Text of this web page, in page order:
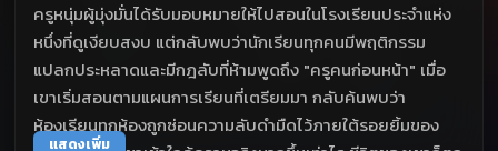
ครูหนุ่มผู้มุ่งมั่นได้รับมอบหมายให้ไปสอนในโรงเรียนประจำแห่ง
หนึ่งที่ดูเงียบสงบ แต่กลับพบว่านักเรียนทุกคนมีพฤติกรรม
แปลกประหลาดและมีกฎลับที่ห้ามพูดถึง "ครูคนก่อนหน้า" เมื่อ
เขาเริ่มสอนตามแผนการเรียนที่เตรียมมา กลับค้นพบว่า
ห้องเรียนทุกห้องถูกซ่อนความลับดำมืดไว้ภายใต้รอยยิ้มของ
แสดงเพิ่ม